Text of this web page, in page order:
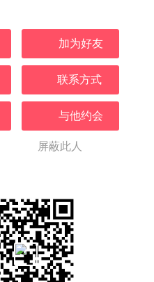
加为好友
联系方式
与他约会
屏蔽此人